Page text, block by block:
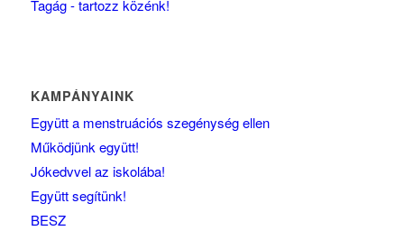
Tagág - tartozz közénk!
KAMPÁNYAINK
Együtt a menstruációs szegénység ellen
Működjünk együtt!
Jókedvvel az iskolába!
Együtt segítünk!
BESZ